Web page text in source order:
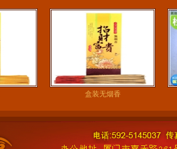
盒装无烟香